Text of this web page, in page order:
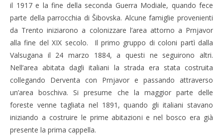
il 1917 e la fine della seconda Guerra Modiale, quando fece
parte della parrocchia di Šibovska. Alcune famiglie provenienti
da Trento iniziarono a colonizzare l’area attorno a Prnjavor
alla fine del XIX secolo. Il primo gruppo di coloni partì dalla
Valsugana il 24 marzo 1884, a questi ne seguirono altri.
Nell’area abitata dagli italiani la strada era stata costruita
collegando Derventa con Prnjavor e passando attraverso
un’area boschiva. Si presume che la maggior parte delle
foreste venne tagliata nel 1891, quando gli italiani stavano
iniziando a costruire le prime abitazioni e nel bosco era già
presente la prima cappella.